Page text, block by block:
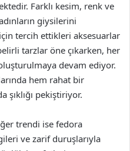
Farklı kesim, renk ve
giysilerini
tercih ettikleri aksesuarlar
tarzlar öne çıkarken, her
devam ediyor.
hem rahat bir
şıklığı pekiştiriyor.
trendi ise fedora
ve zarif duruşlarıyla